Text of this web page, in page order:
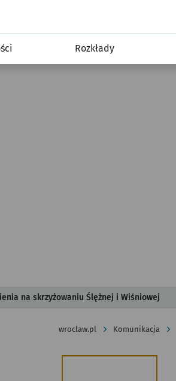
Rozkłady
na skrzyżowaniu Ślężnej i Wiśniowej
wroclaw.pl Komunikacja